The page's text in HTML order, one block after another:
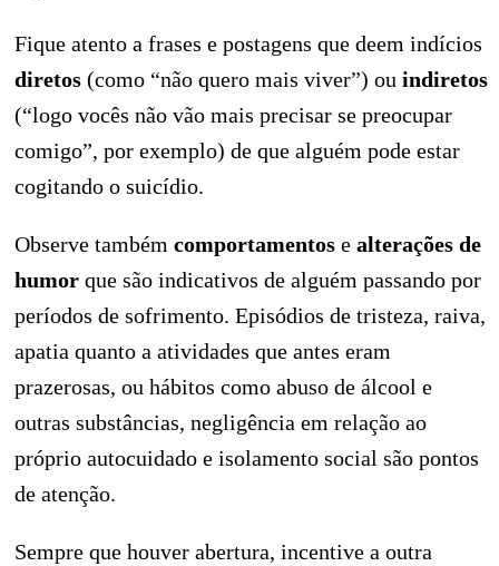
Fique atento a frases e postagens que deem indícios
diretos (como “não quero mais viver”) ou indiretos
(“logo vocês não vão mais precisar se preocupar
comigo”, por exemplo) de que alguém pode estar
cogitando o suicídio.
Observe também comportamentos e alterações de
humor que são indicativos de alguém passando por
períodos de sofrimento. Episódios de tristeza, raiva,
apatia quanto a atividades que antes eram
prazerosas, ou hábitos como abuso de álcool e
outras substâncias, negligência em relação ao
próprio autocuidado e isolamento social são pontos
de atenção.
Sempre que houver abertura, incentive a outra